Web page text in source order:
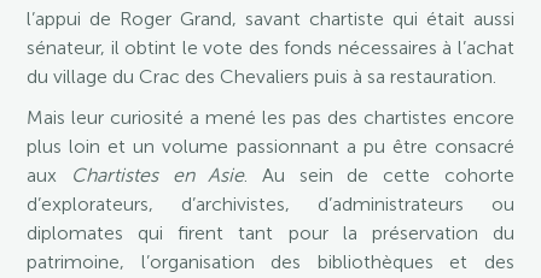
l’appui de Roger Grand, savant chartiste qui était aussi
sénateur, il obtint le vote des fonds nécessaires à l’achat
du village du Crac des Chevaliers puis à sa restauration.
Mais leur curiosité a mené les pas des chartistes encore
plus loin et un volume passionnant a pu être consacré
aux
Chartistes en Asie. Au sein de cette cohorte
d’explorateurs, d’archivistes, d’administrateurs ou
diplomates qui firent tant pour la préservation du
patrimoine, l’organisation des bibliothèques et des